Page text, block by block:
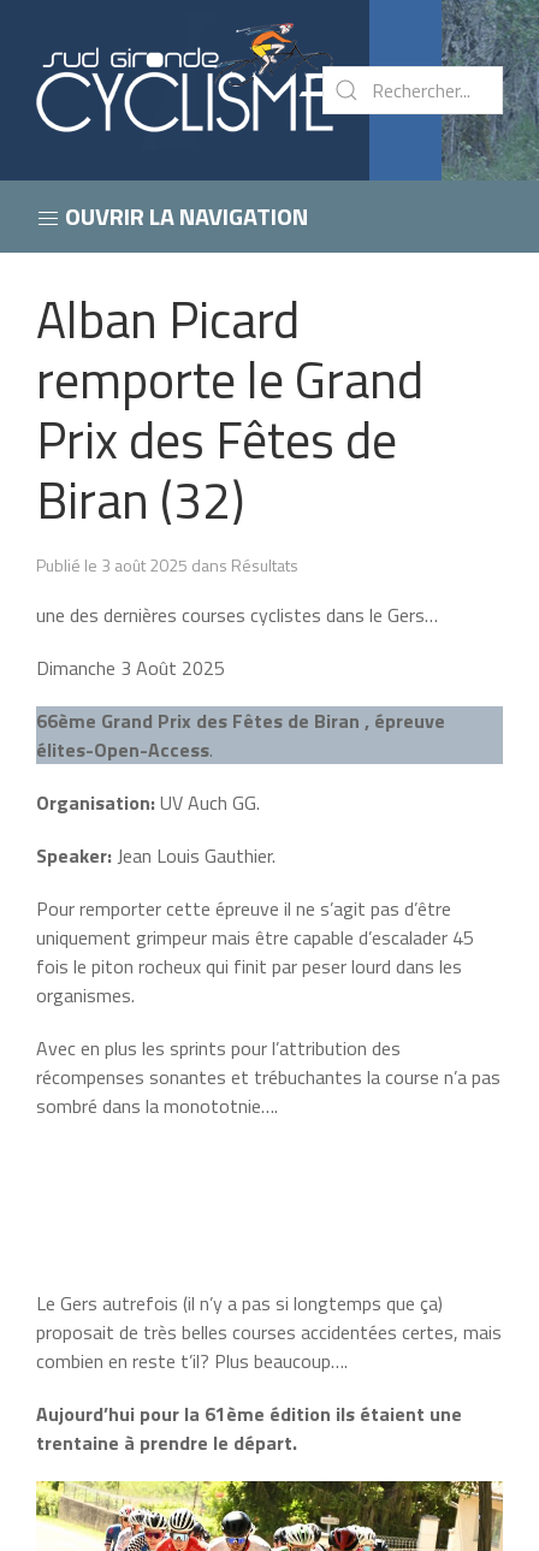
OUVRIR LA NAVIGATION
Alban Picard
remporte le Grand
Prix des Fêtes de
Biran (32)
Publié le 3 août 2025 dans Résultats
une des dernières courses cyclistes dans le Gers…
Dimanche 3 Août 2025
66ème Grand Prix des Fêtes de Biran , épreuve
élites-Open-Access.
Organisation:UV Auch GG.
Speaker:Jean Louis Gauthier.
Pour remporter cette épreuve il ne s’agit pas d’être
uniquement grimpeur mais être capable d’escalader 45
fois le piton rocheux qui finit par peser lourd dans les
organismes.
Avec en plus les sprints pour l’attribution des
récompenses sonantes et trébuchantes la course n’a pas
sombré dans la monototnie….
Le Gers autrefois (il n’y a pas si longtemps que ça)
proposait de très belles courses accidentées certes, mais
combien en reste t’il? Plus beaucoup….
Aujourd’hui pour la 61ème édition ils étaient une
trentaine à prendre le départ.